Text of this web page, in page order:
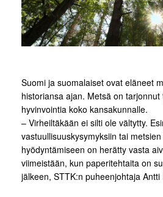
Suomi ja suomalaiset ovat eläneet
historiansa ajan. Metsä on tarjonnut
hyvinvointia koko kansakunnalle.
– Virheiltäkään ei silti ole vältytty.
vastuullisuuskysymyksiin tai
hyödyntämiseen on herätty vasta
viimeistään, kun paperitehtaita on
jälkeen, STTK:n puheenjohtaja Antti